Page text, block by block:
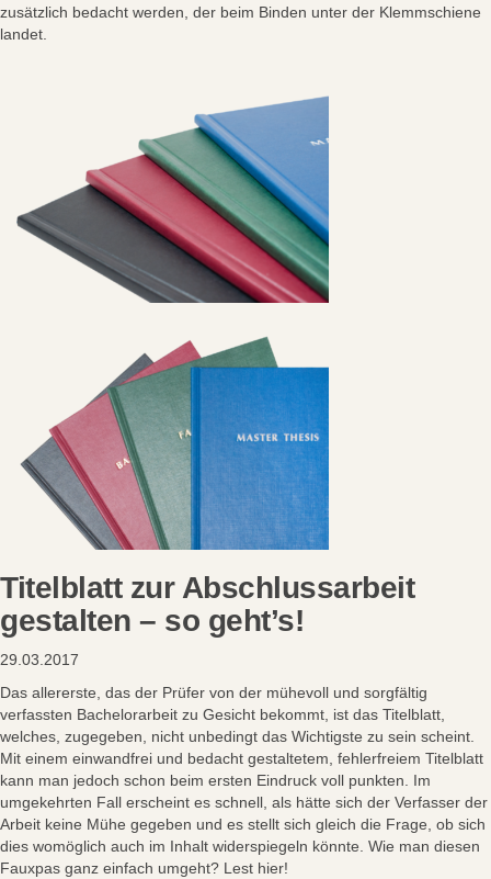
zusätzlich bedacht werden, der beim Binden unter der Klemmschiene
landet.
Titelblatt zur Abschlussarbeit
gestalten – so geht’s!
29.03.2017
Das allererste, das der Prüfer von der mühevoll und sorgfältig
verfassten Bachelorarbeit zu Gesicht bekommt, ist das Titelblatt,
welches, zugegeben, nicht unbedingt das Wichtigste zu sein scheint.
Mit einem einwandfrei und bedacht gestaltetem, fehlerfreiem Titelblatt
kann man jedoch schon beim ersten Eindruck voll punkten. Im
umgekehrten Fall erscheint es schnell, als hätte sich der Verfasser der
Arbeit keine Mühe gegeben und es stellt sich gleich die Frage, ob sich
dies womöglich auch im Inhalt widerspiegeln könnte. Wie man diesen
Fauxpas ganz einfach umgeht? Lest hier!